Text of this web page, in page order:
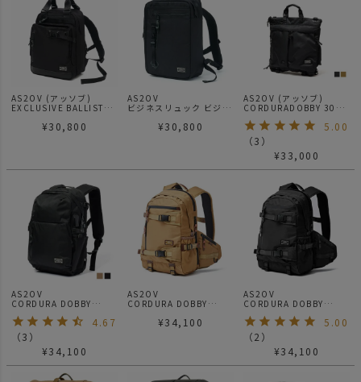
AS2OV (アッソブ)
EXCLUSIVE BALLISTIC
BACK PACK / バックパ
¥30,800
AS2OV
ビジネスリュック ビジネ
EXCLUSIVE BALLISTIC
¥30,800
AS2OV (アッソブ)
CORDURADOBBY 305D
3WAY HELMET BAG バ
ックパック / ショルダー
/ トート
5.00
（3 ）
¥33,000
AS2OV
CORDURA DOBBY
305D EXPANSION
DAYPACK / デイパック
4.67
（3 ）
¥34,100
AS2OV
CORDURA DOBBY
/ バックパック
¥34,100
AS2OV
CORDURA DOBBY
305D DAY PACK BLACK
/ バックパック
5.00
（2 ）
¥34,100